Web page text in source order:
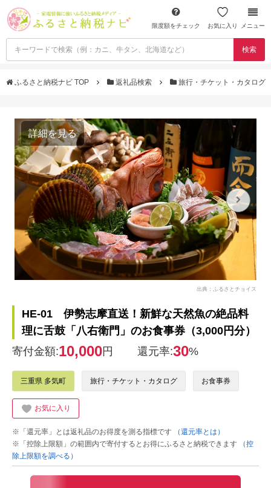
限度額をチェック お気に入り メニュー
検索
ふるさと納税ナビ TOP 返礼品検索 旅行・チケット・カタログ
詳細を見る
出典：ふるさとチョイス
HE-01 伊勢志摩直送！新鮮な天然魚の絶品料
理に舌鼓「八右衛門」のお食事券（3,000円分）
寄付金額:10,000円 還元率:30%
三重県 多気町 旅行・チケット・カタログ お食事券
お気に入り
※「還元率」とは返礼品のお得度を測る指標です
（還元率とは）
※「控除上限額」の範囲内で寄付するとお得にふるさと納税できます
（控
除上限額を調べる）